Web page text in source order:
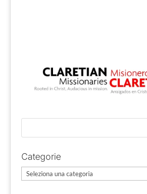
Categorie
Categorie